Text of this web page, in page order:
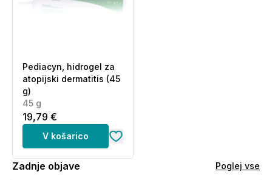
Pediacyn, hidrogel za
atopijski dermatitis (45
g)
45 g
19,79 €
V košarico
Zadnje objave Poglej vse